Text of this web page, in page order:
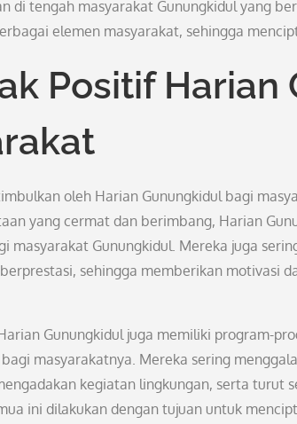
di tengah masyarakat Gunungkidul yang
elemen masyarakat, sehingga
Positif
oleh Harian Gunungkidul bagi
yang cermat dan berimbang, Harian
masyarakat Gunungkidul. Mereka juga
sehingga memberikan motivasi
Gunungkidul juga memiliki program-
masyarakatnya. Mereka sering
kegiatan lingkungan, serta turut
ini dilakukan dengan tujuan untuk